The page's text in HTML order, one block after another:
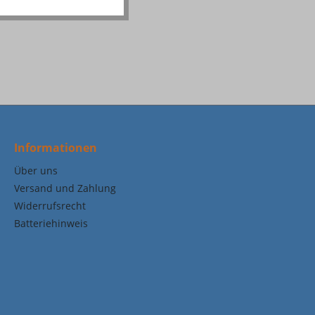
Informationen
Über uns
Versand und Zahlung
Widerrufsrecht
Batteriehinweis